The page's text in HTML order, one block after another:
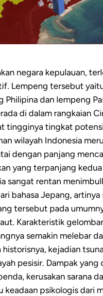
negara kepulauan,
Lempeng tersebut
Philipina dan lempeng
di dalam rangkaian
tingginya tingkat
wilayah Indonesia
dengan panjang
yang terpanjang
sangat rentan
bahasa Jepang,
tersebut pada
Karakteristik
semakin melebar
historisnya, kejadian
pesisir. Dampak
kerusakan sarana
keadaan psikologis dari